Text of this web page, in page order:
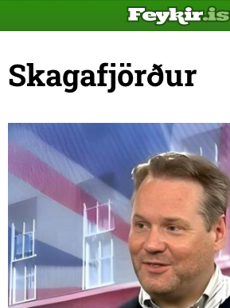
Skagafjörður